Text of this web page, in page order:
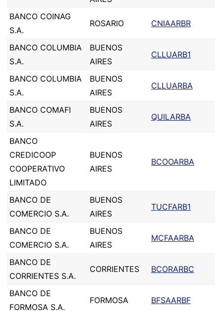
BANCO COINAG
S.A.
ROSARIO CNIAARBR
BANCO COLUMBIA
S.A.
BUENOS
AIRES
CLLUARB1
BANCO COLUMBIA
S.A.
BUENOS
AIRES
CLLUARBA
BANCO COMAFI
S.A.
BUENOS
AIRES
QUILARBA
BANCO
CREDICOOP
COOPERATIVO
LIMITADO
BUENOS
AIRES
BCOOARBA
BANCO DE
COMERCIO S.A.
BUENOS
AIRES
TUCFARB1
BANCO DE
COMERCIO S.A.
BUENOS
AIRES
MCFAARBA
BANCO DE
CORRIENTES S.A.
CORRIENTES BCORARBC
BANCO DE
FORMOSA S.A.
FORMOSA BFSAARBF